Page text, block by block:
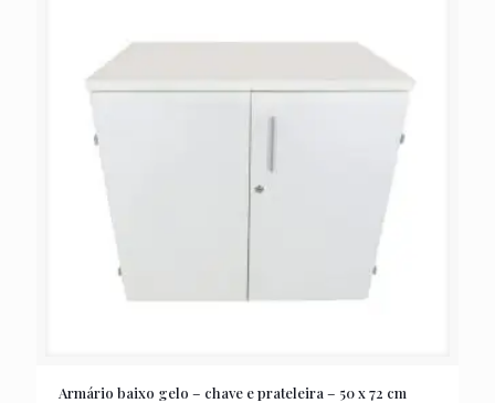
Armário baixo gelo – chave e prateleira – 50 x 72 cm